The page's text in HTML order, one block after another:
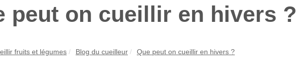
peut on cueillir en hivers ?
fruits et légumes Blog du cueilleur Que peut on cueillir en hivers ?